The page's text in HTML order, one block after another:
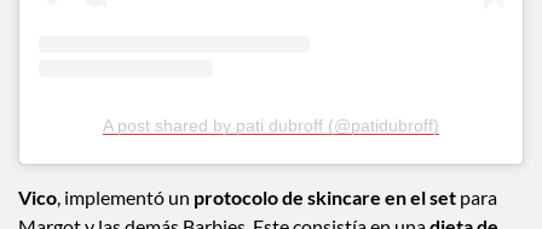
A post shared by pati dubroff (@patidubroff)
Vico, implementó un protocolo de skincare en el set para